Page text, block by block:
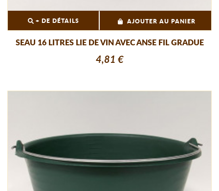
+ DE DÉTAILS AJOUTER AU PANIER
SEAU 16 LITRES LIE DE VIN AVEC ANSE FIL GRADUE
4,81 €